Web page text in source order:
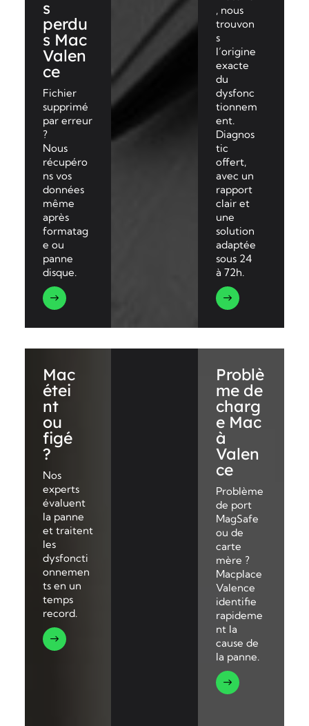
s
perdu
s Mac
Valen
ce
Fichier
supprimé
par erreur
?
Nous
récupéro
ns vos
données
même
après
formatag
e ou
panne
disque.
, nous
trouvon
s
l’origine
exacte
du
dysfonc
tionnem
ent.
Diagnos
tic
offert,
avec un
rapport
clair et
une
solution
adaptée
sous 24
à 72h.
Mac
étei
nt
ou
figé
?
Nos
experts
évaluent
la panne
et traitent
les
dysfoncti
onnemen
ts en un
temps
record.
Problè
me de
charg
e Mac
à
Valen
ce
Problème
de port
MagSafe
ou de
carte
mère ?
Macplace
Valence
identifie
rapideme
nt la
cause de
la panne.